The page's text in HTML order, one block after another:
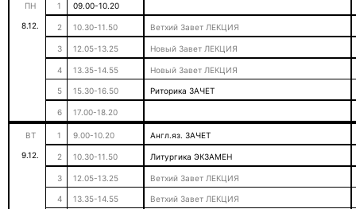
ПН
8.12.
1 09.00-10.20
2 10.30-11.50 Ветхий Завет ЛЕКЦИЯ
3 12.05-13.25 Новый Завет ЛЕКЦИЯ
4 13.35-14.55 Новый Завет ЛЕКЦИЯ
5 15.30-16.50 Риторика ЗАЧЕТ
6 17.00-18.20
ВТ
9.12.
1 9.00-10.20 Англ.яз. ЗАЧЕТ
2 10.30-11.50 Литургика ЭКЗАМЕН
3 12.05-13.25 Ветхий Завет ЛЕКЦИЯ
4 13.35-14.55 Ветхий Завет ЛЕКЦИЯ